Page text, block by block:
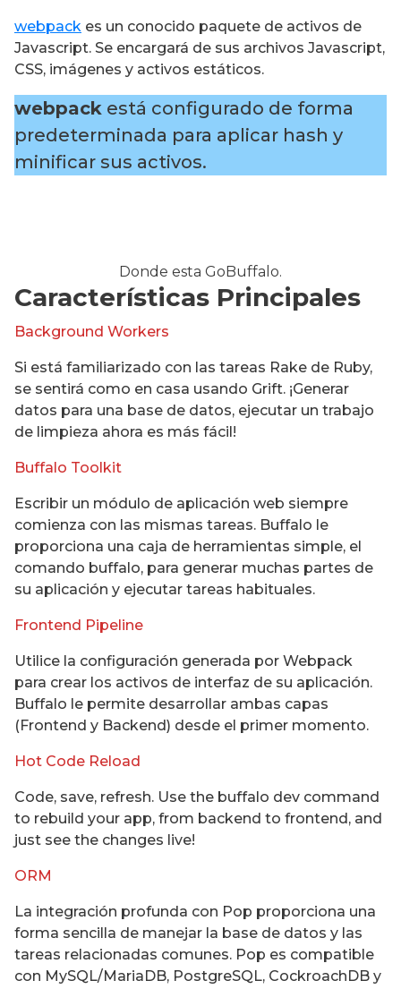
webpack es un conocido paquete de activos de
Javascript. Se encargará de sus archivos Javascript,
CSS, imágenes y activos estáticos.
webpack está configurado de forma
predeterminada para aplicar hash y
minificar sus activos.
Donde esta GoBuffalo.
Características Principales
Background Workers
Si está familiarizado con las tareas Rake de Ruby,
se sentirá como en casa usando Grift. ¡Generar
datos para una base de datos, ejecutar un trabajo
de limpieza ahora es más fácil!
Buffalo Toolkit
Escribir un módulo de aplicación web siempre
comienza con las mismas tareas. Buffalo le
proporciona una caja de herramientas simple, el
comando buffalo, para generar muchas partes de
su aplicación y ejecutar tareas habituales.
Frontend Pipeline
Utilice la configuración generada por Webpack
para crear los activos de interfaz de su aplicación.
Buffalo le permite desarrollar ambas capas
(Frontend y Backend) desde el primer momento.
Hot Code Reload
Code, save, refresh. Use the buffalo dev command
to rebuild your app, from backend to frontend, and
just see the changes live!
ORM
La integración profunda con Pop proporciona una
forma sencilla de manejar la base de datos y las
tareas relacionadas comunes. Pop es compatible
con MySQL/MariaDB, PostgreSQL, CockroachDB y